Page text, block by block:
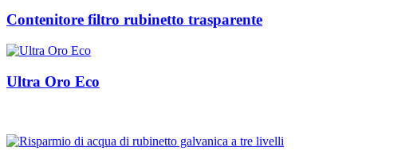
Contenitore filtro rubinetto trasparente
Ultra Oro Eco